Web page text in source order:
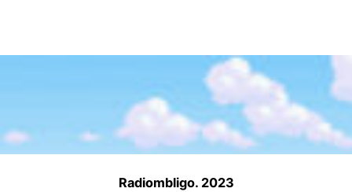
Radiombligo. 2023